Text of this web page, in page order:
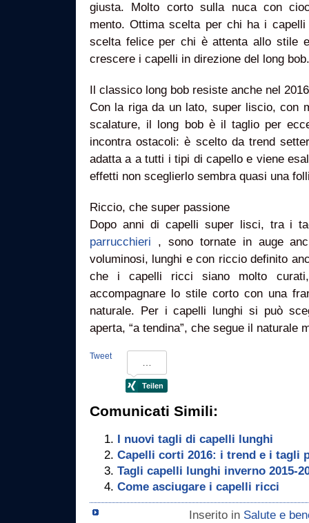
giusta. Molto corto sulla nuca con
mento. Ottima scelta per chi ha i
scelta felice per chi è attenta allo stile
crescere i capelli in direzione del long bob.
Il classico long bob resiste anche nel 2016
Con la riga da un lato, super liscio, con
scalature, il long bob è il taglio per
incontra ostacoli: è scelto da trend
adatta a a tutti i tipi di capello e viene
effetti non sceglierlo sembra quasi una
Riccio, che super passione
Dopo anni di capelli super lisci, tra i
parrucchieri , sono tornate in auge
voluminosi, lunghi e con riccio definito
che i capelli ricci siano molto
accompagnare lo stile corto con una
naturale. Per i capelli lunghi si può
aperta, “a tendina”, che segue il naturale
Tweet
Comunicati Simili:
I nuovi tagli di capelli lunghi
Capelli corti 2016: i trend e i tagli
Tagli capelli lunghi inverno 2015-
Come asciugare i capelli ricci
Inserito in Salute e